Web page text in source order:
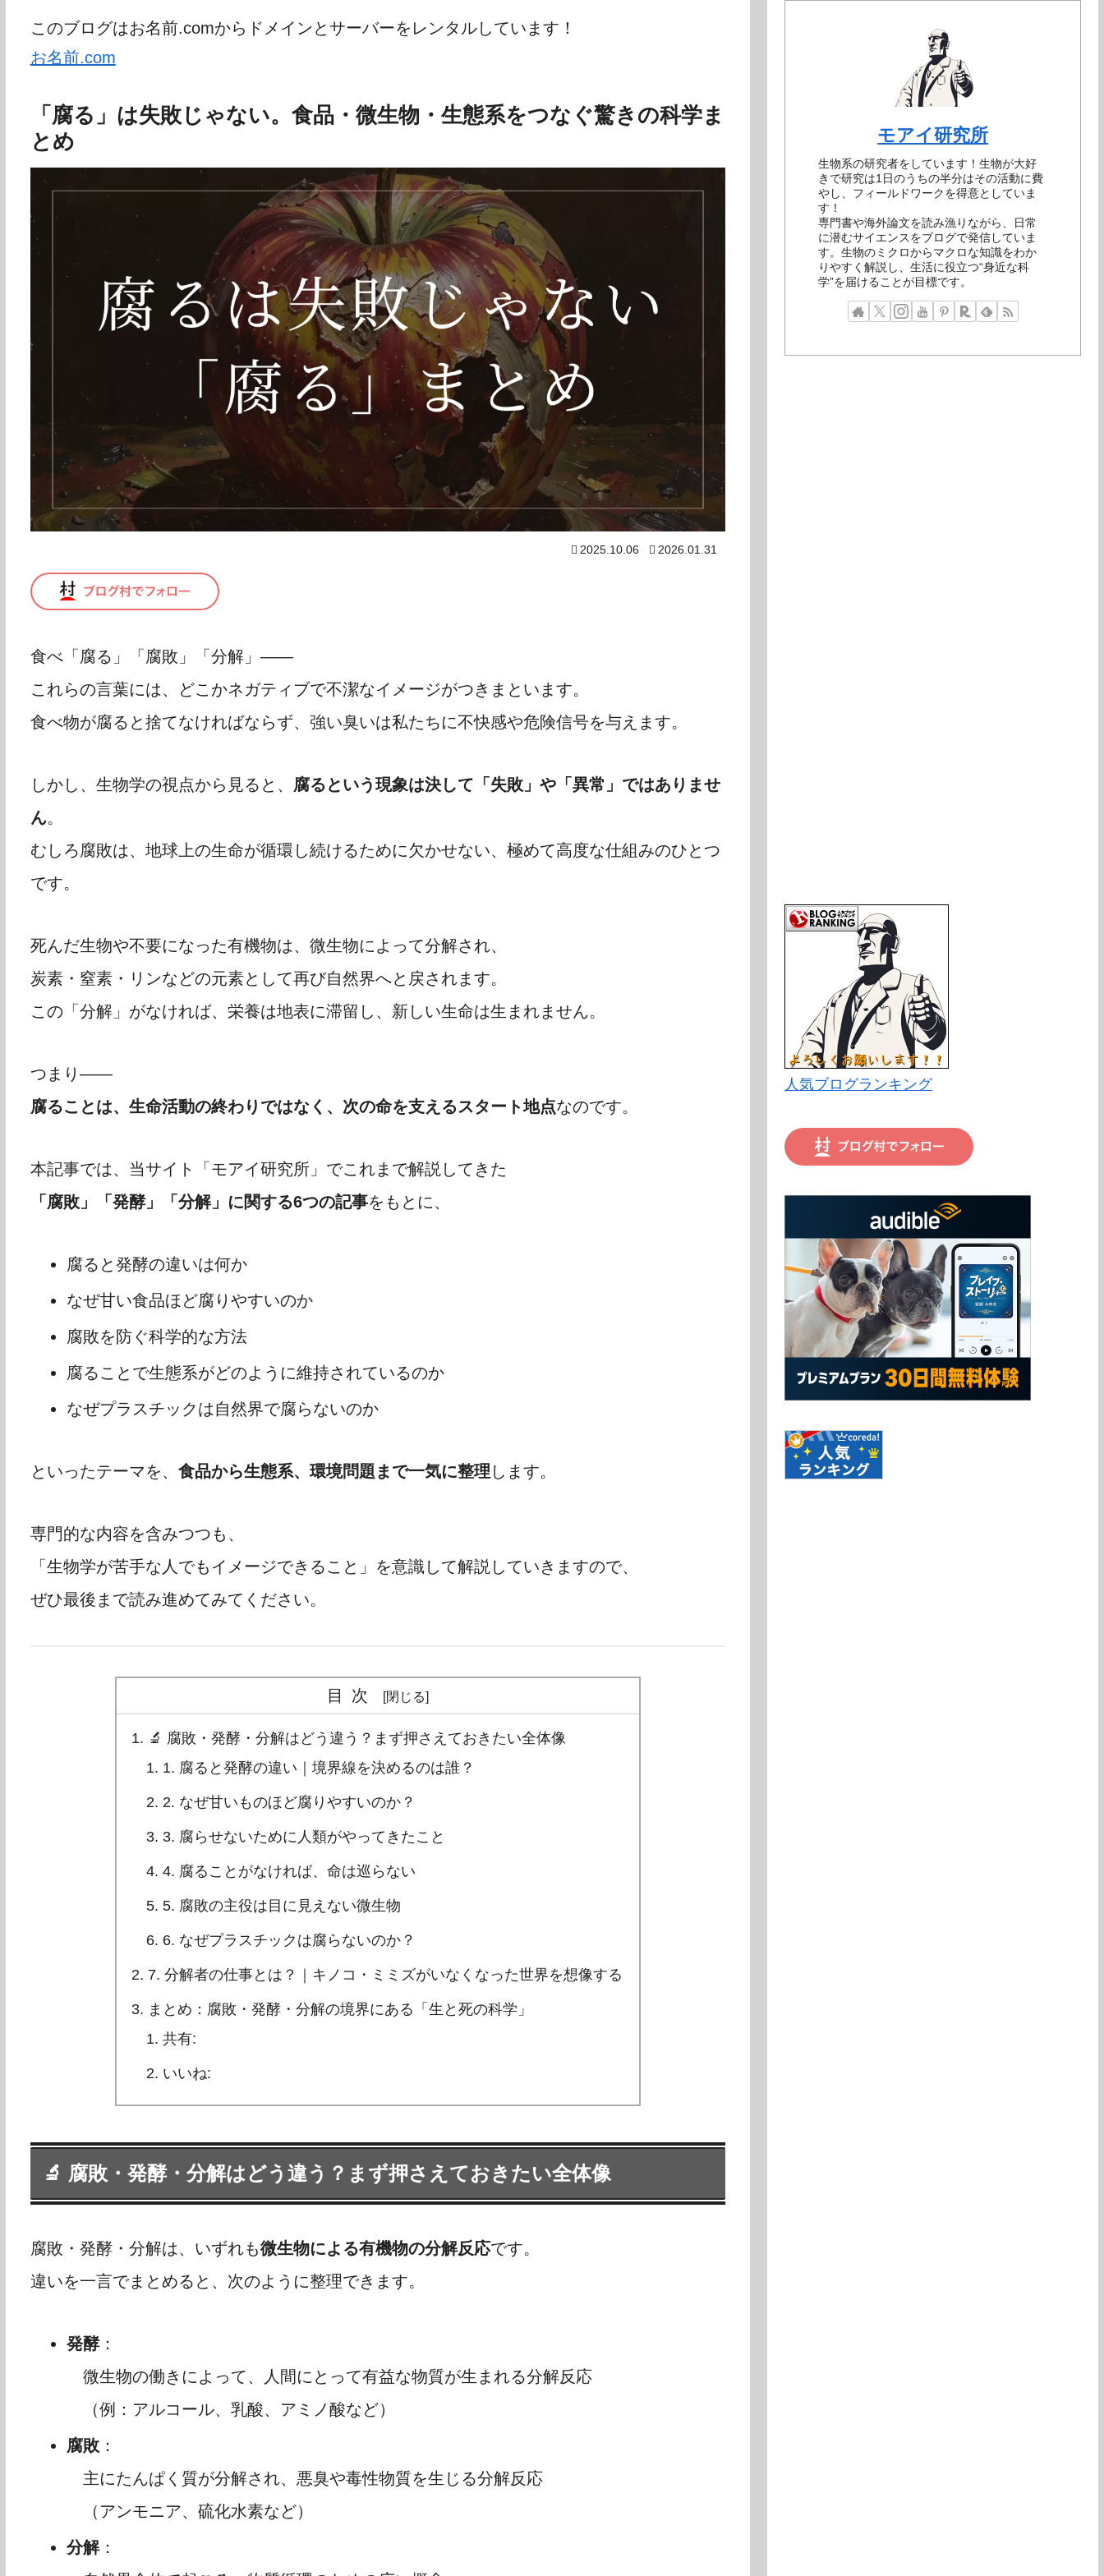
このブログはお名前.comからドメインとサーバーをレンタルしています！
お名前.com
「腐る」は失敗じゃない。食品・微生物・生態系をつなぐ驚きの科学ま
とめ
2025.10.06 2026.01.31
食べ「腐る」「腐敗」「分解」――
これらの言葉には、どこかネガティブで不潔なイメージがつきまといます。
食べ物が腐ると捨てなければならず、強い臭いは私たちに不快感や危険信号を与えます。
しかし、生物学の視点から見ると、
腐るという現象は決して「失敗」や「異常」ではありませ
ん。
むしろ腐敗は、地球上の生命が循環し続けるために欠かせない、極めて高度な仕組みのひとつ
です。
死んだ生物や不要になった有機物は、微生物によって分解され、
炭素・窒素・リンなどの元素として再び自然界へと戻されます。
この「分解」がなければ、栄養は地表に滞留し、新しい生命は生まれません。
つまり――
腐ることは、生命活動の終わりではなく、次の命を支えるスタート地点なのです。
本記事では、当サイト「モアイ研究所」でこれまで解説してきた
「腐敗」「発酵」「分解」に関する6つの記事をもとに、
腐ると発酵の違いは何か
なぜ甘い食品ほど腐りやすいのか
腐敗を防ぐ科学的な方法
腐ることで生態系がどのように維持されているのか
なぜプラスチックは自然界で腐らないのか
といったテーマを、 食品から生態系、環境問題まで一気に整理 します。
専門的な内容を含みつつも、
「生物学が苦手な人でもイメージできること」を意識して解説していきますので、
ぜひ最後まで読み進めてみてください。
目次
🔬 腐敗・発酵・分解はどう違う？まず押さえておきたい全体像
1. 腐ると発酵の違い｜境界線を決めるのは誰？
2. なぜ甘いものほど腐りやすいのか？
3. 腐らせないために人類がやってきたこと
4. 腐ることがなければ、命は巡らない
5. 腐敗の主役は目に見えない微生物
6. なぜプラスチックは腐らないのか？
7. 分解者の仕事とは？｜キノコ・ミミズがいなくなった世界を想像する
まとめ：腐敗・発酵・分解の境界にある「生と死の科学」
共有:
いいね:
🔬 腐敗・発酵・分解はどう違う？まず押さえておきたい全体像
腐敗・発酵・分解は、いずれも微生物による有機物の分解反応です。
違いを一言でまとめると、次のように整理できます。
発酵：
微生物の働きによって、人間にとって有益な物質が生まれる分解反応
（例：アルコール、乳酸、アミノ酸など）
腐敗：
主にたんぱく質が分解され、悪臭や毒性物質を生じる分解反応
（アンモニア、硫化水素など）
分解：
モアイ研究所
生物系の研究者をしています！生物が大好
きで研究は1日のうちの半分はその活動に費
やし、フィールドワークを得意としていま
す！
専門書や海外論文を読み漁りながら、日常
に潜むサイエンスをブログで発信していま
す。生物のミクロからマクロな知識をわか
りやすく解説し、生活に役立つ“身近な科
学”を届けることが目標です。
人気ブログランキング